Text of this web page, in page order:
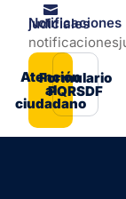
Notificaciones judiciales
Atención
al
ciudadano
Formulario
PQRSDF